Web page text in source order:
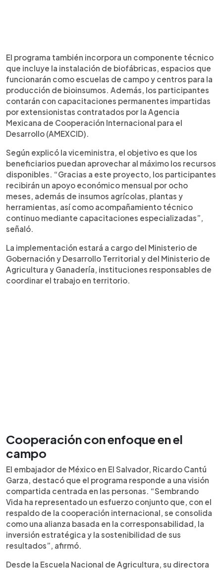
El programa también incorpora un componente técnico
que incluye la instalación de biofábricas, espacios que
funcionarán como escuelas de campo y centros para la
producción de bioinsumos. Además, los participantes
contarán con capacitaciones permanentes impartidas
por extensionistas contratados por la Agencia
Mexicana de Cooperación Internacional para el
Desarrollo (AMEXCID).
Según explicó la viceministra, el objetivo es que los
beneficiarios puedan aprovechar al máximo los recursos
disponibles. “Gracias a este proyecto, los participantes
recibirán un apoyo económico mensual por ocho
meses, además de insumos agrícolas, plantas y
herramientas, así como acompañamiento técnico
continuo mediante capacitaciones especializadas”,
señaló.
La implementación estará a cargo del Ministerio de
Gobernación y Desarrollo Territorial y del Ministerio de
Agricultura y Ganadería, instituciones responsables de
coordinar el trabajo en territorio.
Cooperación con enfoque en el
campo
El embajador de México en El Salvador, Ricardo Cantú
Garza, destacó que el programa responde a una visión
compartida centrada en las personas. “Sembrando
Vida ha representado un esfuerzo conjunto que, con el
respaldo de la cooperación internacional, se consolida
como una alianza basada en la corresponsabilidad, la
inversión estratégica y la sostenibilidad de sus
resultados”, afirmó.
Desde la Escuela Nacional de Agricultura, su directora